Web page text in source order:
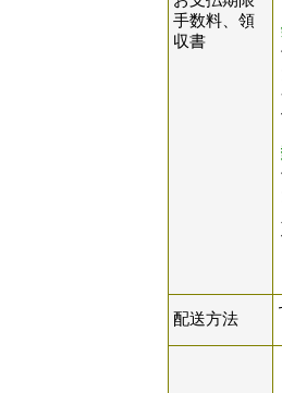
手数料、領
収書
配送方法